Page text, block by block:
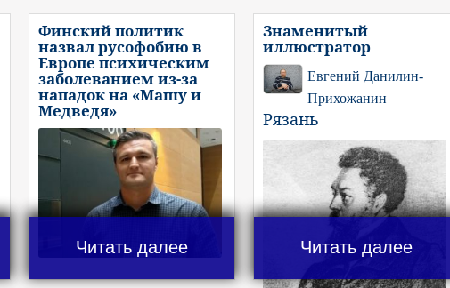
Финский политик
назвал русофобию в
Европе психическим
заболеванием из-за
нападок на «Машу и
Медведя»
Читать далее
Знаменитый
иллюстратор
Евгений Данилин-
Прихожанин
Рязань
Читать далее